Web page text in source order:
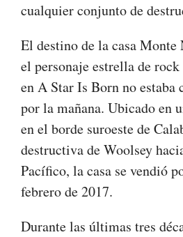
cualquier conjunto de
El destino de la casa
el personaje estrella de
en A Star Is Born no estaba
por la mañana. Ubicado en
en el borde suroeste de
destructiva de Woolsey
Pacífico, la casa se vendió
febrero de 2017.
Durante las últimas tres